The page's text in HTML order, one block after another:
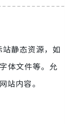
静态资源，如
体文件等。允
站内容。